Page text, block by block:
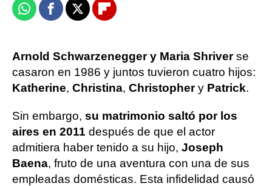
WhatsappFacebook
X Flipboard
Arnold Schwarzenegger y Maria Shriverse
casaron en 1986 y juntos tuvieron cuatro hijos:
Katherine, Christina, Christophery Patrick.
Sin embargo, su matrimonio saltó por los
aires en 2011 después de que el actor
admitiera haber tenido a su hijo, Joseph
Baena, fruto de una aventura con una de sus
empleadas domésticas. Esta infidelidad causó